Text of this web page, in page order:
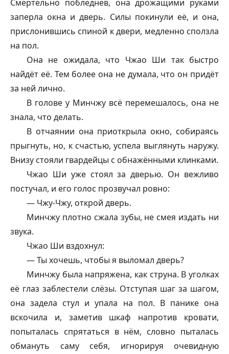
Смертельно побледнев, она дрожащими руками
заперла окна и дверь. Силы покинули её, и она,
прислонившись спиной к двери, медленно сползла
на пол.
Она не ожидала, что Чжао Ши так быстро
найдёт её. Тем более она не думала, что он придёт
за ней лично.
В голове у Минчжу всё перемешалось, она не
знала, что делать.
В отчаянии она приоткрыла окно, собираясь
прыгнуть, но, к счастью, успела выглянуть наружу.
Внизу стояли гвардейцы с обнажёнными клинками.
Чжао Ши уже стоял за дверью. Он вежливо
постучал, и его голос прозвучал ровно:
— Чжу-Чжу, открой дверь.
Минчжу плотно сжала зубы, не смея издать ни
звука.
Чжао Ши вздохнул:
— Ты хочешь, чтобы я выломал дверь?
Минчжу была напряжена, как струна. В уголках
её глаз заблестели слёзы. Отступая шаг за шагом,
она задела стул и упала на пол. В панике она
вскочила и, заметив шкаф напротив кровати,
попыталась спрятаться в нём, словно пыталась
обмануть саму себя, игнорируя очевидную